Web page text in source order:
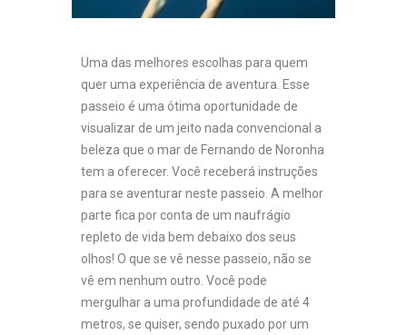
Uma das melhores escolhas para quem
quer uma experiência de aventura. Esse
passeio é uma ótima oportunidade de
visualizar de um jeito nada convencional a
beleza que o mar de Fernando de Noronha
tem a oferecer. Você receberá instruções
para se aventurar neste passeio. A melhor
parte fica por conta de um naufrágio
repleto de vida bem debaixo dos seus
olhos! O que se vê nesse passeio, não se
vê em nenhum outro. Você pode
mergulhar a uma profundidade de até 4
metros, se quiser, sendo puxado por um